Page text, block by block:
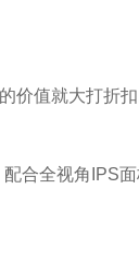
价值就大打折扣
合全视角IPS